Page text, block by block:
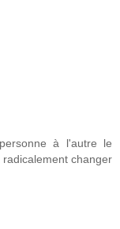
à l'autre le
changer